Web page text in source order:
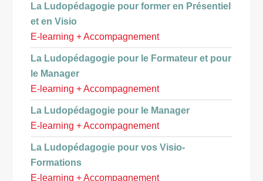
La Ludopédagogie pour former en Présentiel
et en Visio
E-learning + Accompagnement
La Ludopédagogie pour le Formateur et pour
le Manager
E-learning + Accompagnement
La Ludopédagogie pour le Manager
E-learning + Accompagnement
La Ludopédagogie pour vos Visio-
Formations
E-learning + Accompagnement